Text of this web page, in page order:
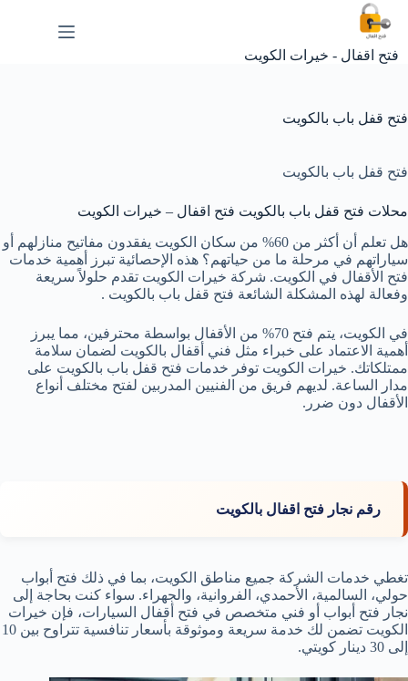
التجاوز
إلى
المحتوى
فتح اقفال - خيرات الكويت
فتح قفل باب بالكويت
فتح قفل باب بالكويت
محلات فتح قفل باب بالكويت فتح اقفال – خيرات الكويت
هل تعلم أن أكثر من 60% من سكان الكويت يفقدون مفاتيح منازلهم أو
سياراتهم في مرحلة ما من حياتهم؟ هذه الإحصائية تبرز أهمية خدمات
فتح الأقفال في الكويت. شركة خيرات الكويت تقدم حلولاً سريعة
وفعالة لهذه المشكلة الشائعة فتح قفل باب بالكويت .
في الكويت، يتم فتح 70% من الأقفال بواسطة محترفين، مما يبرز
أهمية الاعتماد على خبراء مثل فني أقفال بالكويت لضمان سلامة
ممتلكاتك. خيرات الكويت توفر خدمات فتح قفل باب بالكويت على
مدار الساعة. لديهم فريق من الفنيين المدربين لفتح مختلف أنواع
الأقفال دون ضرر.
رقم نجار فتح اقفال بالكويت
تغطي خدمات الشركة جميع مناطق الكويت، بما في ذلك فتح أبواب
حولي، السالمية، الأحمدي، الفروانية، والجهراء. سواء كنت بحاجة إلى
نجار فتح أبواب أو فني متخصص في فتح أقفال السيارات، فإن خيرات
الكويت تضمن لك خدمة سريعة وموثوقة بأسعار تنافسية تتراوح بين 10
إلى 30 دينار كويتي.